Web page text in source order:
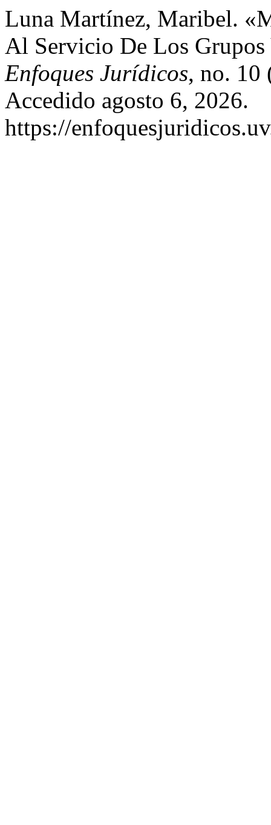
Luna Martínez, Maribel.
Al Servicio De Los
Enfoques Jurídicos, no. 10
Accedido agosto 6, 2026.
https://